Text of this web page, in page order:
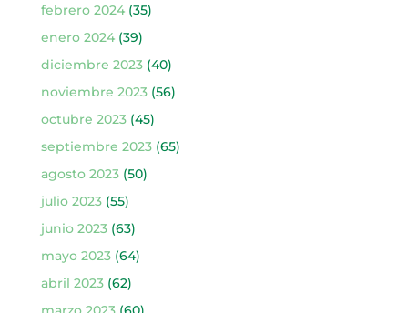
febrero 2024(35)
enero 2024(39)
diciembre 2023(40)
noviembre 2023(56)
octubre 2023(45)
septiembre 2023(65)
agosto 2023(50)
julio 2023(55)
junio 2023(63)
mayo 2023(64)
abril 2023(62)